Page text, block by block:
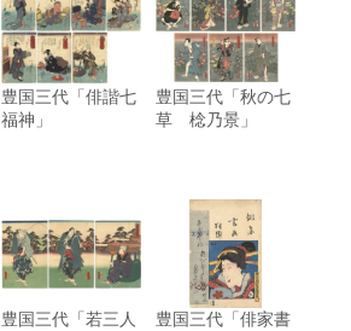
豊国三代「俳諧七
福神」
豊国三代「秋の七
草 棯乃景」
豊国三代「若三人
豊国三代「俳家書